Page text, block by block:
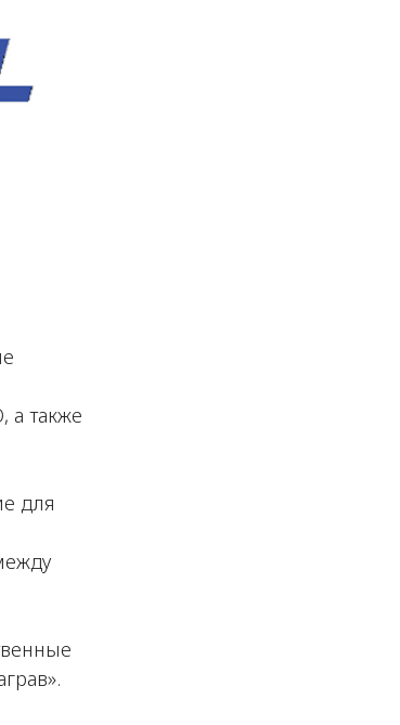
а также
для